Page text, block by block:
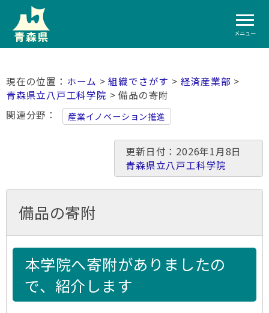
メニュー
ホーム >組織でさがす > 経済産業部 >
青森県立八戸工科学院 > 備品の寄附
関連分野
産業イノベーション推進
更新日付：2026年1月8日
青森県立八戸工科学院
備品の寄附
本学院へ寄附がありましたの
で、紹介します